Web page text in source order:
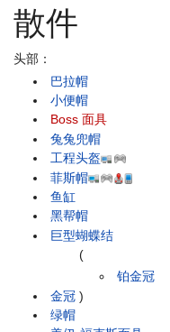
散件
头部：
巴拉帽
小便帽
Boss 面具
兔兔兜帽
工程头盔
菲斯帽
鱼缸
黑帮帽
巨型蝴蝶结
金冠
(
铂金冠
)
绿帽